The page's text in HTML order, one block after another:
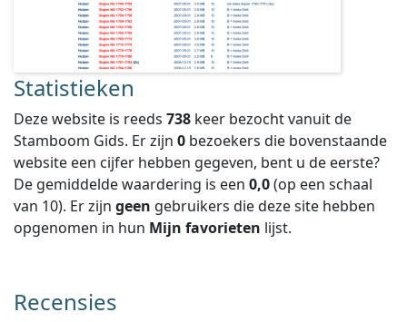
Statistieken
Deze website is reeds 738 keer bezocht vanuit de
Stamboom Gids. Er zijn 0 bezoekers die bovenstaande
website een cijfer hebben gegeven, bent u de eerste?
De gemiddelde waardering is een 0,0(op een schaal
van 10). Er zijn geen gebruikers die deze site hebben
opgenomen in hun Mijn favorieten lijst.
Recensies